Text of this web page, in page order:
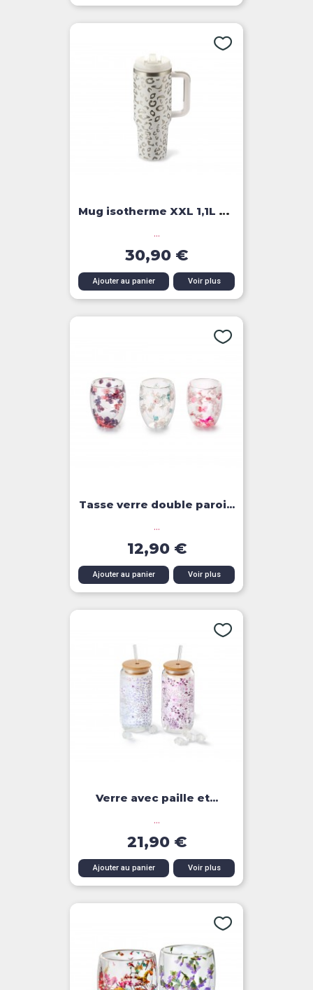
Mug isotherme XXL 1,1L Kleo
...
30,90 €
Ajouter au panier Voir plus
Tasse verre double paroi...
...
12,90 €
Ajouter au panier Voir plus
Verre avec paille et...
...
21,90 €
Ajouter au panier Voir plus